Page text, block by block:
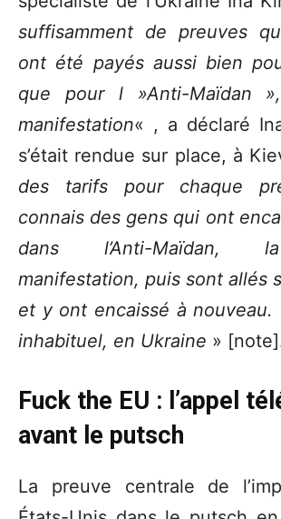
suffisamment de preuves
ont été payés aussi bien
que pour l »Anti-Maïdan »,
manifestation« , a déclaré
s’était rendue sur place, à
des tarifs pour chaque
connais des gens qui ont
dans l’Anti-Maïdan,
manifestation, puis sont allés
et y ont encaissé à nouveau.
inhabituel, en Ukraine »
Fuck the EU : l’appel
avant le putsch
La preuve centrale de